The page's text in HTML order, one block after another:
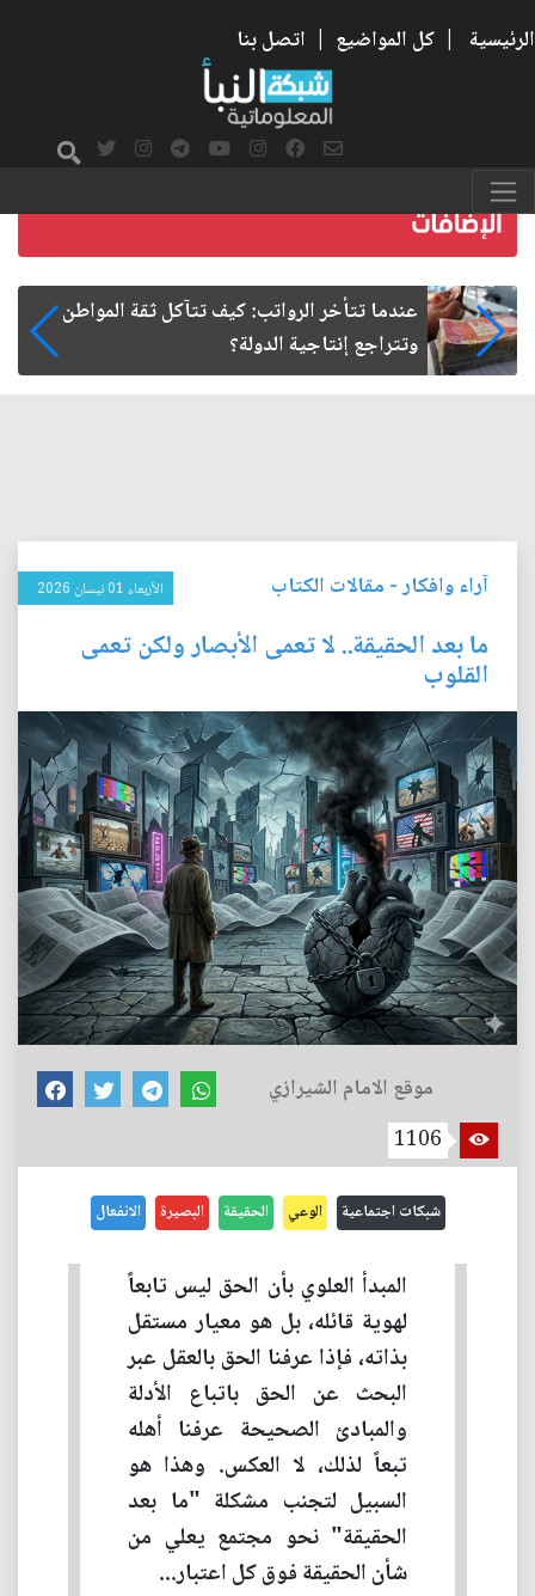
الرئيسية | كل المواضيع | اتصل بنا
صمت الطريق بعد الأربعين
آراء وافكار- مقالات الكتاب الأربعاء 01 نيسان 2026
ما بعد الحقيقة.. لا تعمى الأبصار ولكن تعمى
القلوب
موقع الامام الشيرازي
1106
شبكات اجتماعية الوعي الحقيقة البصيرة الانفعال
المبدأ العلوي بأن الحق ليس تابعاً
لهوية قائله، بل هو معيار مستقل
بذاته، فإذا عرفنا الحق بالعقل عبر
البحث عن الحق باتباع الأدلة
والمبادئ الصحيحة عرفنا أهله
تبعاً لذلك، لا العكس. وهذا هو
السبيل لتجنب مشكلة "ما بعد
الحقيقة" نحو مجتمع يعلي من
شأن الحقيقة فوق كل اعتبار...